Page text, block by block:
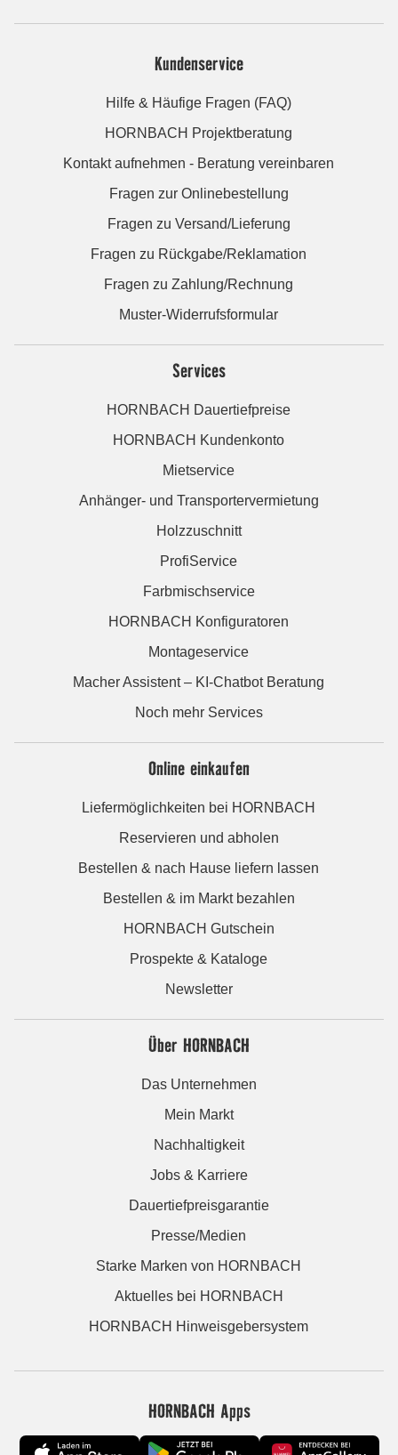
Kundenservice
Hilfe & Häufige Fragen (FAQ)
HORNBACH Projektberatung
Kontakt aufnehmen - Beratung vereinbaren
Fragen zur Onlinebestellung
Fragen zu Versand/Lieferung
Fragen zu Rückgabe/Reklamation
Fragen zu Zahlung/Rechnung
Muster-Widerrufsformular
Services
HORNBACH Dauertiefpreise
HORNBACH Kundenkonto
Mietservice
Anhänger- und Transportervermietung
Holzzuschnitt
ProfiService
Farbmischservice
HORNBACH Konfiguratoren
Montageservice
Macher Assistent – KI-Chatbot Beratung
Noch mehr Services
Online einkaufen
Liefermöglichkeiten bei HORNBACH
Reservieren und abholen
Bestellen & nach Hause liefern lassen
Bestellen & im Markt bezahlen
HORNBACH Gutschein
Prospekte & Kataloge
Newsletter
Über HORNBACH
Das Unternehmen
Mein Markt
Nachhaltigkeit
Jobs & Karriere
Dauertiefpreisgarantie
Presse/Medien
Starke Marken von HORNBACH
Aktuelles bei HORNBACH
HORNBACH Hinweisgebersystem
HORNBACH Apps